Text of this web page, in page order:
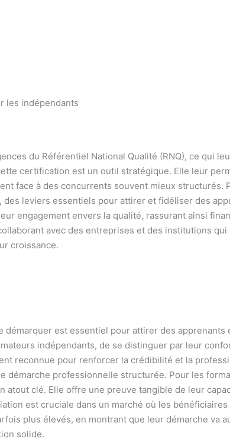
les indépendants
du Référentiel National Qualité (RNQ), ce qui
certification est un outil stratégique. Elle leur
face à des concurrents souvent mieux structurés.
des leviers essentiels pour attirer et fidéliser des
engagement envers la qualité, rassurant ainsi
avec des entreprises et des institutions
croissance.
est essentiel pour attirer des apprenants
indépendants, de se distinguer par leur
reconnue pour renforcer la crédibilité et la
démarche professionnelle structurée. Pour les
clé. Elle offre une preuve tangible de leur
est cruciale dans un marché où les
plus élevés, en montrant que leur démarche va
solide.